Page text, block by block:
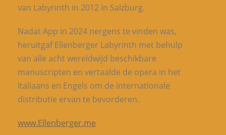
van Labyrinth in 2012 in Salzburg.
Nadat App in 2024 nergens te vinden was,
heruitgaf Ellenberger Labyrinth met behulp
van alle acht wereldwijd beschikbare
manuscripten en vertaalde de opera in het
Italiaans en Engels om de internationale
distributie ervan te bevorderen.
www.Ellenberger.me